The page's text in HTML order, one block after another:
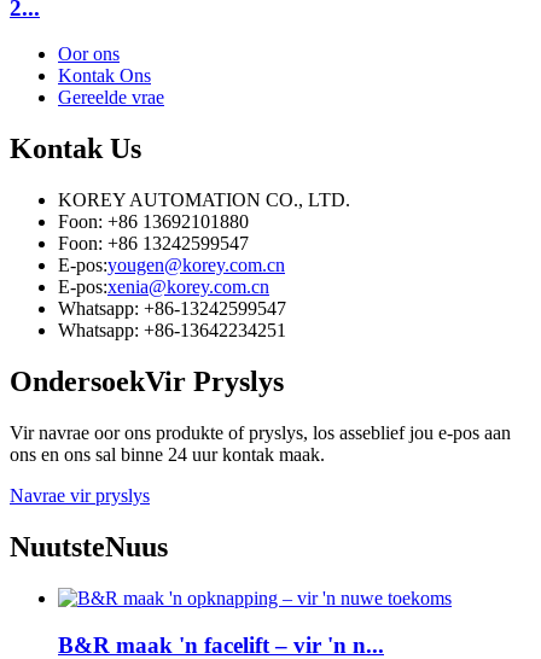
2...
Oor ons
Kontak Ons
Gereelde vrae
KontakUs
KOREY AUTOMATION CO., LTD.
Foon: +86 13692101880
Foon: +86 13242599547
E-pos:yougen@korey.com.cn
E-pos:xenia@korey.com.cn
Whatsapp: +86-13242599547
Whatsapp: +86-13642234251
OndersoekVir Pryslys
Vir navrae oor ons produkte of pryslys, los asseblief jou e-pos aan
ons en ons sal binne 24 uur kontak maak.
Navrae vir pryslys
NuutsteNuus
B&R maak 'n facelift – vir 'n n...